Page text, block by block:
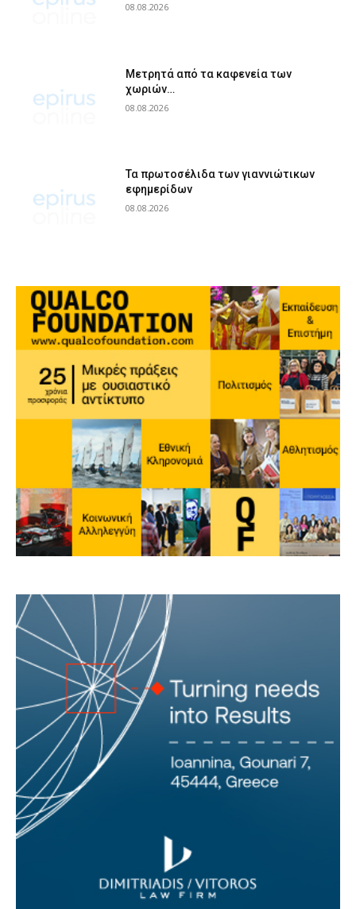
08.08.2026
Μετρητά από τα καφενεία των
χωριών…
08.08.2026
Τα πρωτοσέλιδα των γιαννιώτικων
εφημερίδων
08.08.2026